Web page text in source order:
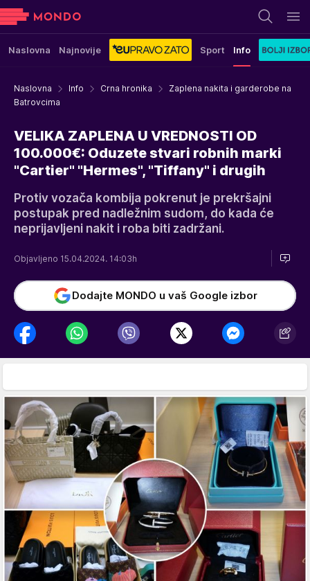
Naslovna Najnovije Sport Info
Naslovna Info Crna hronika
Zaplena nakita i garderobe na
Batrovcima
VELIKA ZAPLENA U VREDNOSTI OD
100.000€: Oduzete stvari robnih marki
"Cartier" "Hermes", "Tiffany" i drugih
Protiv vozača kombija pokrenut je prekršajni
postupak pred nadležnim sudom, do kada će
neprijavljeni nakit i roba biti zadržani.
Objavljeno 15.04.2024. 14:03h
Dodajte MONDO u vaš Google izbor